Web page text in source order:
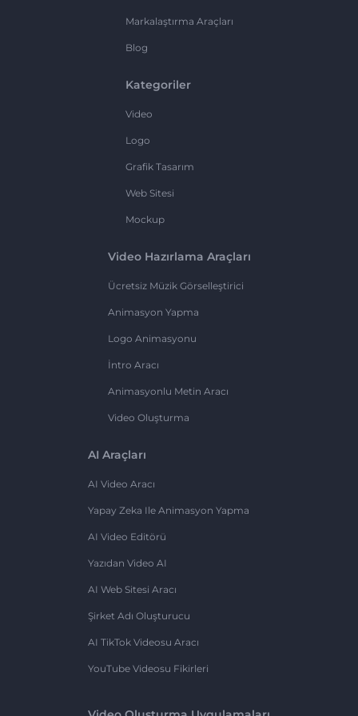
Markalaştırma Araçları
Blog
Kategoriler
Video
Logo
Grafik Tasarım
Web Sitesi
Mockup
Video Hazırlama Araçları
Ücretsiz Müzik Görselleştirici
Animasyon Yapma
Logo Animasyonu
İntro Aracı
Animasyonlu Metin Aracı
Video Oluşturma
AI Araçları
AI Video Aracı
Yapay Zeka Ile Animasyon Yapma
AI Video Editörü
Yazıdan Video AI
AI Web Sitesi Aracı
Şirket Adı Oluşturucu
AI TikTok Videosu Aracı
YouTube Videosu Fikirleri